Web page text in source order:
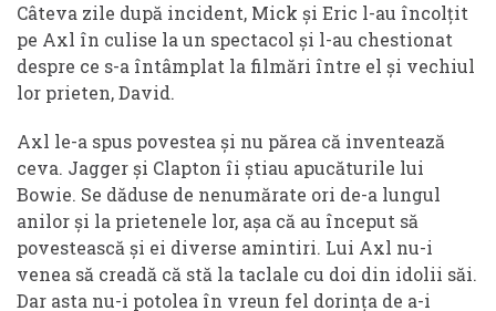
Câteva zile după incident, Mick și Eric l-au încolțit
pe Axl în culise la un spectacol și l-au chestionat
despre ce s-a întâmplat la filmări între el și vechiul
lor prieten, David.
Axl le-a spus povestea și nu părea că inventează
ceva. Jagger și Clapton îi știau apucăturile lui
Bowie. Se dăduse de nenumărate ori de-a lungul
anilor și la prietenele lor, așa că au început să
povestească și ei diverse amintiri. Lui Axl nu-i
venea să creadă că stă la taclale cu doi din idolii săi.
Dar asta nu-i potolea în vreun fel dorința de a-i